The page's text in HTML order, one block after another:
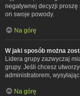
negatywnej decyzji proszę
on swoje powody.
Na górę
W jaki sposób można
Lidera grupy zazwyczaj
grupy. Jeśli chcesz
administratorem,
Na górę